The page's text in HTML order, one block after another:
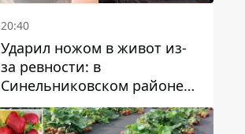
20:40
Ударил ножом в живот из-
за ревности: в
Синельниковском районе
задержали 49-летнего
мужчину за убийство